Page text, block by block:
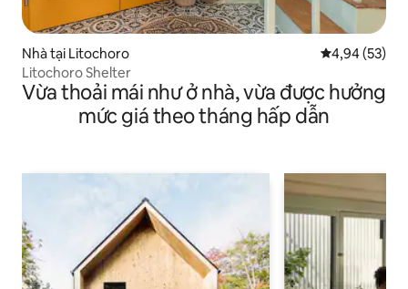
Nhà tại Litochoro Xếp hạng
4,94 (53)
Litochoro Shelter
Vừa thoải mái như ở nhà, vừa được hưởng
mức giá theo tháng hấp dẫn